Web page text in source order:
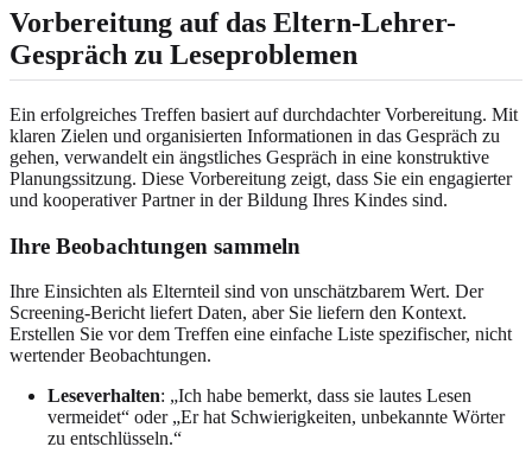
Vorbereitung auf das Eltern-Lehrer-
Gespräch zu Leseproblemen
Ein erfolgreiches Treffen basiert auf durchdachter Vorbereitung. Mit
klaren Zielen und organisierten Informationen in das Gespräch zu
gehen, verwandelt ein ängstliches Gespräch in eine konstruktive
Planungssitzung. Diese Vorbereitung zeigt, dass Sie ein engagierter
und kooperativer Partner in der Bildung Ihres Kindes sind.
Ihre Beobachtungen sammeln
Ihre Einsichten als Elternteil sind von unschätzbarem Wert. Der
Screening-Bericht liefert Daten, aber Sie liefern den Kontext.
Erstellen Sie vor dem Treffen eine einfache Liste spezifischer, nicht
wertender Beobachtungen.
Leseverhalten: „Ich habe bemerkt, dass sie lautes Lesen
vermeidet“ oder „Er hat Schwierigkeiten, unbekannte Wörter
zu entschlüsseln.“